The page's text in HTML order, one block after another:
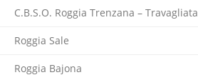
C.B.S.O. Roggia Trenzana – Travagliata
Roggia Sale
Roggia Bajona